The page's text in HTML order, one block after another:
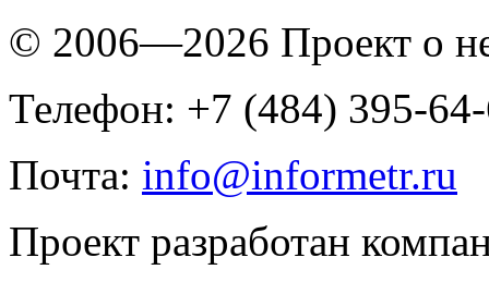
© 2006—2026 Проект о
Телефон: +7 (484) 395-
Почта: info@informetr.ru
Проект разработан